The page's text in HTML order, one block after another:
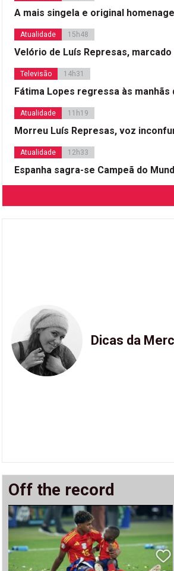
A mais singela e original
Atualidade 15h48
Velório de Luís Represas,
Televisão 14h31
Fátima Lopes regressa às manhãs
Atualidade 11h19
Morreu Luís Represas, voz
Atualidade 12h33
Espanha sagra-se Campeã do
Dicas da
Off the record